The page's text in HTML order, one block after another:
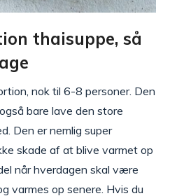
thaisuppe, så
nok til 6-8 personer. Den
bare lave den store
Den er nemlig super
skade af at blive varmet op
når hverdagen skal være
varmes op senere. Hvis du